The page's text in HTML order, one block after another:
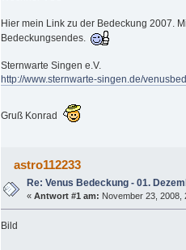
Hier mein Link zu der Bedeckung 2007.
Bedeckungsendes.
Sternwarte Singen e.V.
http://www.sternwarte-singen.de/
Gruß Konrad
astro112233
Re: Venus Bedeckung - 01.
«Antwort #1 am: November 23, 2008,
Bild